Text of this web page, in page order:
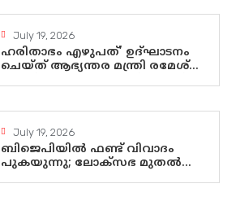
July 19, 2026
ഹരിതാഭം എഴുപത്’ ഉദ്ഘാടനം
ചെയ്ത് ആഭ്യന്തര മന്ത്രി രമേശ്
പ്രൗഢമായ തുടക്കം
July 19, 2026
ബിജെപിയിൽ ഫണ്ട് വിവാദം
പുകയുന്നു; ലോക്സഭ മുതൽ